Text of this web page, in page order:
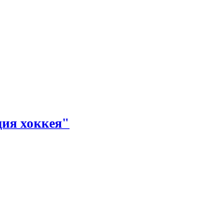
хоккея"